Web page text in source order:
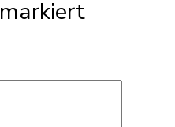
markiert